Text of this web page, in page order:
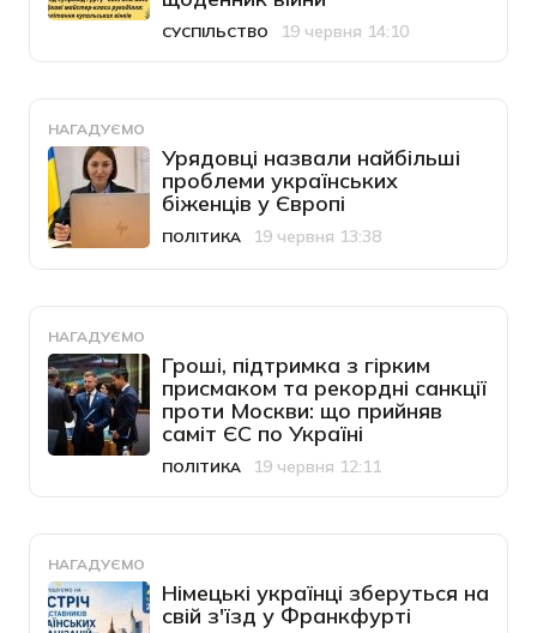
Категорія
СУСПІЛЬСТВО
Дата публікації19 червня 14:10
НАГАДУЄМО
Урядовці назвали найбільші
проблеми українських
біженців у Європі
Категорія
ПОЛІТИКА
Дата публікації
19 червня 13:38
НАГАДУЄМО
Гроші, підтримка з гірким
присмаком та рекордні санкції
проти Москви: що прийняв
саміт ЄС по Україні
Категорія
ПОЛІТИКА
Дата публікації
19 червня 12:11
НАГАДУЄМО
Німецькі українці зберуться на
свій з'їзд у Франкфурті